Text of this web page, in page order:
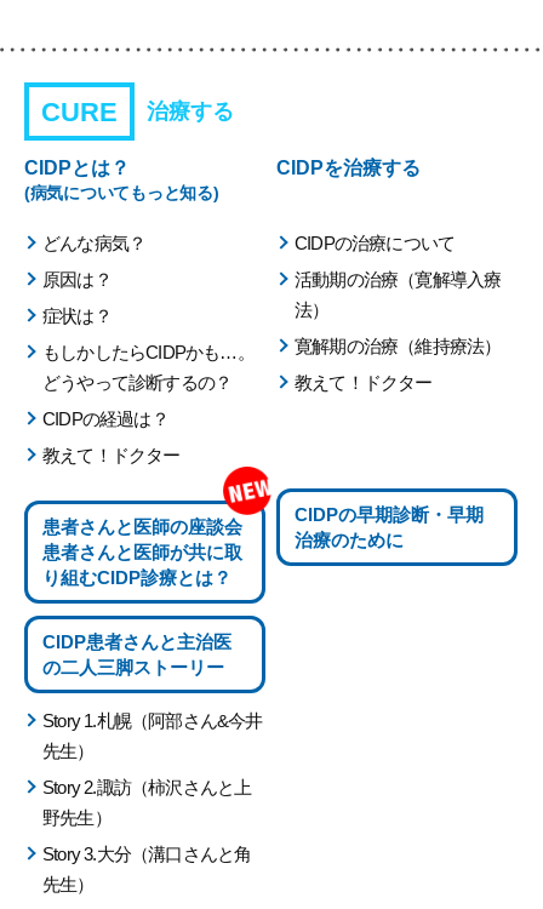
CURE 治療する
CIDPとは？
(病気についてもっと知る)
どんな病気？
原因は？
症状は？
もしかしたらCIDPかも…。
どうやって診断するの？
CIDPの経過は？
教えて！ドクター
CIDPを治療する
CIDPの治療について
活動期の治療（寛解導入療
法）
寛解期の治療（維持療法）
教えて！ドクター
患者さんと医師の座談会
患者さんと医師が共に取
り組むCIDP診療とは？
CIDPの早期診断・早期
治療のために
CIDP患者さんと主治医
の二人三脚ストーリー
Story 1.札幌（阿部さん&今井
先生）
Story 2.諏訪（柿沢さんと上
野先生）
Story 3.大分（溝口さんと角
先生）